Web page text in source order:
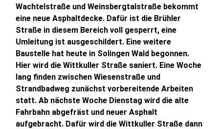
Wachtelstraße und Weinsbergtalstraße bekommt
eine neue Asphaltdecke. Dafür ist die Brühler
Straße in diesem Bereich voll gesperrt, eine
Umleitung ist ausgeschildert. Eine weitere
Baustelle hat heute in Solingen Wald begonnen.
Hier wird die Wittkuller Straße saniert. Eine Woche
lang finden zwischen Wiesenstraße und
Strandbadweg zunächst vorbereitende Arbeiten
statt. Ab nächste Woche Dienstag wird die alte
Fahrbahn abgefräst und neuer Asphalt
aufgebracht. Dafür wird die Wittkuller Straße dann